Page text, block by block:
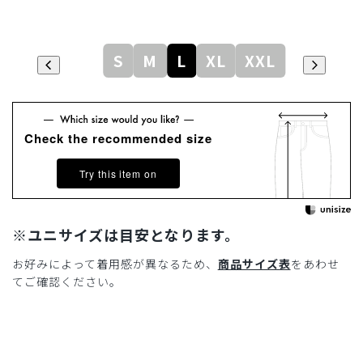
S M L XL XXL
Check the recommended size
Try this item on
※ユニサイズは目安となります。
お好みによって着用感が異なるため、 商品サイズ表をあわせ
てご確認ください。